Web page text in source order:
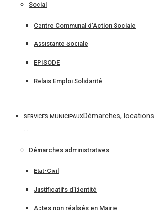
Social
Centre Communal d’Action Sociale
Assistante Sociale
EPISODE
Relais Emploi Solidarité
SERVICES MUNICIPAUXDémarches, locations
…
Démarches administratives
Etat-Civil
Justificatifs d’identité
Actes non réalisés en Mairie